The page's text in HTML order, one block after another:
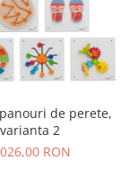
de perete,
varianta 2
RON